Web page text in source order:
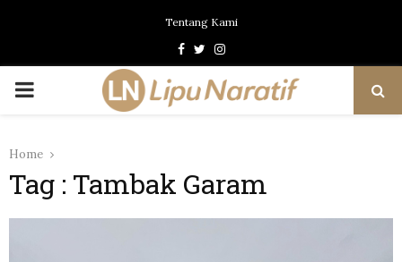
Tentang Kami
Facebook
TwitterInstagram
PRIMARY
Home
Tag : Tambak Garam